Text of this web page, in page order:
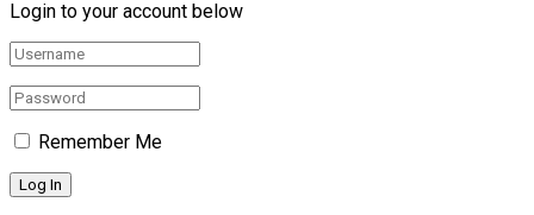
Login to your account below
Remember Me